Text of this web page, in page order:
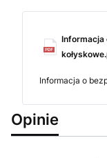
Informacja
Informacja o
Opinie